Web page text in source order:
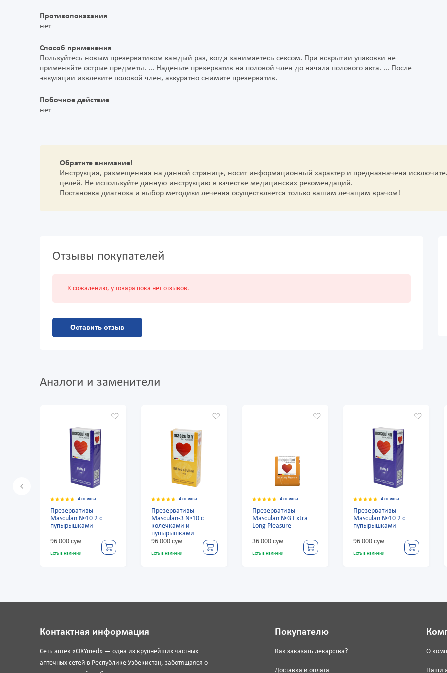
Противопоказания
нет
Способ применения
Пользуйтесь новым презервативом каждый раз, когда занимаетесь сексом. При вскрытии упаковки не
применяйте острые предметы. ... Наденьте презерватив на половой член до начала полового акта. ... После
эякуляции извлеките половой член, аккуратно снимите презерватив.
Побочное действие
нет
Обратите внимание!
Инструкция, размещенная на данной странице, носит информационный характер и предназначена
целей. Не используйте данную инструкцию в качестве медицинских рекомендаций.
Постановка диагноза и выбор методики лечения осуществляется только вашим лечащим врачом!
Отзывы покупателей
К сожалению, у товара пока нет отзывов.
Оставить отзыв
Аналоги и заменители
4 отзыва
Презервативы
Masculan №10 2 с
пупырышками
96 000 сум
Есть в наличии
4 отзыва
Презервативы
Masculan-3 №10 с
колечками и
пупырышками
96 000 сум
Есть в наличии
4 отзыва
Презервативы
Masculan №3 Extra
Long Pleasure
36 000 сум
Есть в наличии
4 отзыва
Презервативы
Masculan №10 2 с
пупырышками
96 000 сум
Есть в наличии
Контактная информация
Сеть аптек «OXYmed» — одна из крупнейших частных
аптечных сетей в Республике Узбекистан, заботящаяся о
Покупателю
Как заказать лекарства?
Доставка и оплата
О
Наши